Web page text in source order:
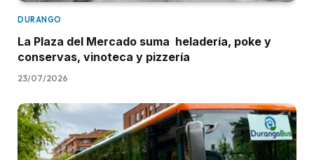
DURANGO
La Plaza del Mercado suma heladería, poke y
conservas, vinoteca y pizzería
23/07/2026